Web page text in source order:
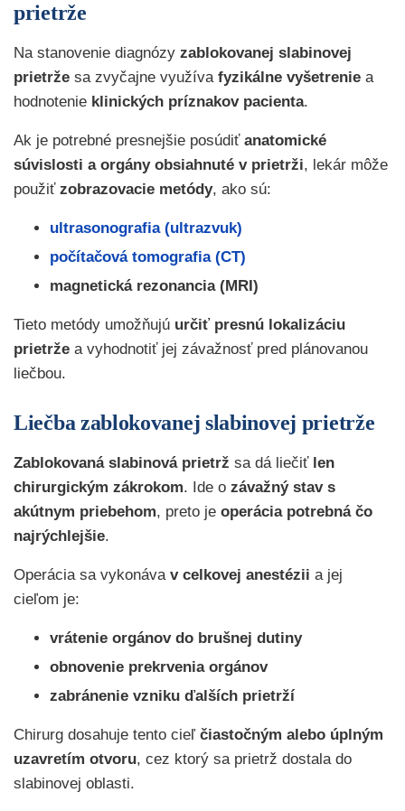
prietrže
Na stanovenie diagnózy zablokovanej slabinovej
prietrže sa zvyčajne využíva fyzikálne vyšetrenie a
hodnotenie klinických príznakov pacienta.
Ak je potrebné presnejšie posúdiť anatomické
súvislosti a orgány obsiahnuté v prietrži, lekár môže
použiť zobrazovacie metódy, ako sú:
ultrasonografia (ultrazvuk)
počítačová tomografia (CT)
magnetická rezonancia (MRI)
Tieto metódy umožňujú určiť presnú lokalizáciu
prietrže a vyhodnotiť jej závažnosť pred plánovanou
liečbou.
Liečba zablokovanej slabinovej prietrže
Zablokovaná slabinová prietrž sa dá liečiť len
chirurgickým zákrokom. Ide o závažný stav s
akútnym priebehom, preto je operácia potrebná čo
najrýchlejšie.
Operácia sa vykonáva v celkovej anestézii a jej
cieľom je:
vrátenie orgánov do brušnej dutiny
obnovenie prekrvenia orgánov
zabránenie vzniku ďalších prietrží
Chirurg dosahuje tento cieľ čiastočným alebo úplným
uzavretím otvoru, cez ktorý sa prietrž dostala do
slabinovej oblasti.